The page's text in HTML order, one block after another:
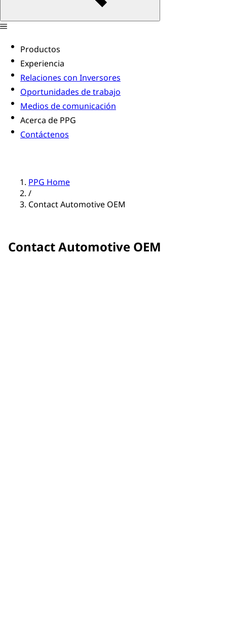
Productos
Experiencia
Relaciones con Inversores
Oportunidades de trabajo
Medios de comunicación
Acerca de PPG
Contáctenos
PPG Home
/
Contact Automotive OEM
Contact Automotive OEM